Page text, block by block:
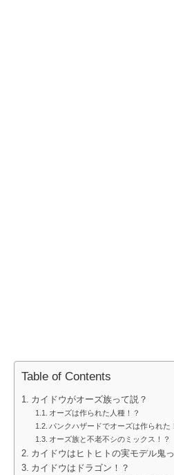
Table of Contents
カイドウがオーズ族って説？
オーズは作られた人種！？
パンクハザードでオーズは作られた
オーズ族と不老不シのミックス！？
カイドウはヒトヒトの実モデル鬼
カイドウはドラゴン！？